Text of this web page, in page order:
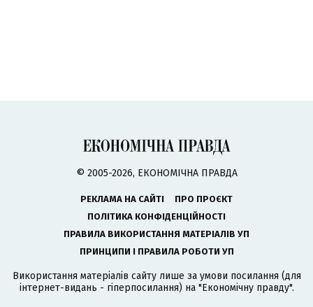
© 2005-2026, ЕКОНОМІЧНА ПРАВДА
РЕКЛАМА НА САЙТІ
ПРО ПРОЄКТ
ПОЛІТИКА КОНФІДЕНЦІЙНОСТІ
ПРАВИЛА ВИКОРИСТАННЯ МАТЕРІАЛІВ УП
ПРИНЦИПИ І ПРАВИЛА РОБОТИ УП
Використання матеріалів сайту лише за умови посилання (для
інтернет-видань - гіперпосилання) на "Економічну правду".